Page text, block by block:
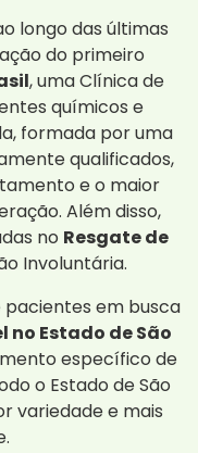
longo das últimas
do primeiro
, uma Clínica de
químicos e
formada por uma
qualificados,
e o maior
Além disso,
no Resgate de
Involuntária.
em busca
Estado de São
específico de
o Estado de São
variedade e mais